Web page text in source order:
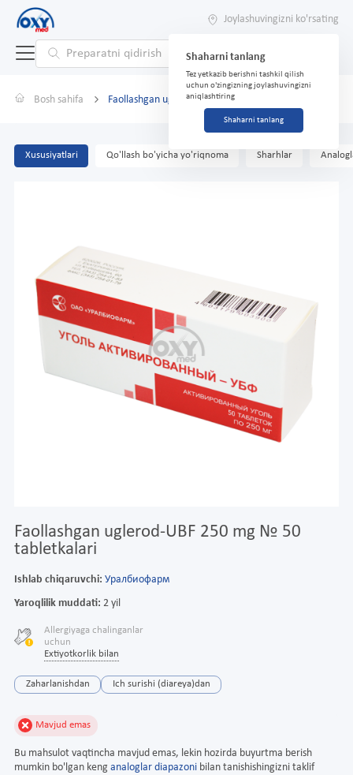
Joylashuvingizni ko'rsating
Shaharni tanlang
Tez yetkazib berishni tashkil qilish
uchun o'zingizning joylashuvingizni
aniqlashtiring
Shaharni tanlang
Bosh sahifa Faollashgan uglerod-UBF 250 mg № 50 tabletkalari
Xususiyatlari Qo'llash bo'yicha yo'riqnoma Sharhlar
Faollashgan uglerod-UBF 250 mg № 50
tabletkalari
Ishlab chiqaruvchi: Уралбиофарм
Yaroqlilik muddati: 2 yil
Allergiyaga chalinganlar
uchun
Extiyotkorlik bilan
Zaharlanishdan Ich surishi (diareya)dan
Mavjud emas
Bu mahsulot vaqtincha mavjud emas, lekin hozirda buyurtma berish
mumkin bo'lgan keng analoglar diapazoni bilan tanishishingizni taklif